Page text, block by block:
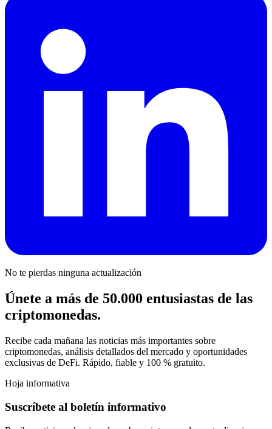
No te pierdas ninguna actualización
Únete a más de 50.000 entusiastas de las
criptomonedas.
Recibe cada mañana las noticias más importantes sobre
criptomonedas, análisis detallados del mercado y oportunidades
exclusivas de DeFi. Rápido, fiable y 100 % gratuito.
Hoja informativa
Suscríbete al boletín informativo